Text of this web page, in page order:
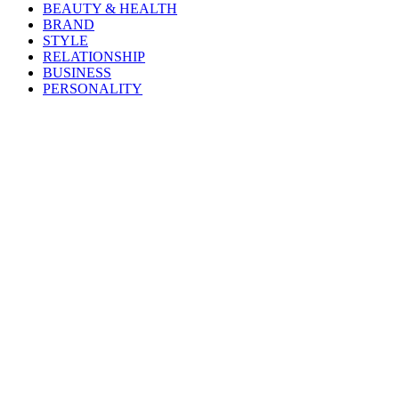
BEAUTY & HEALTH
BRAND
STYLE
RELATIONSHIP
BUSINESS
PERSONALITY